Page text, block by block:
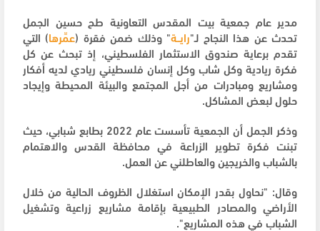
مدير عام جمعية بيت المقدس التعاونية طح حسين الجمل
تحدث عن هذا النجاح لـ"رايــة" وذلك ضمن فقرة (عمِّرها) التي
تقدم برعاية صندوق الاستثمار الفلسطيني، إذ تبحث عن كل
فكرة ريادية وكل شاب وكل إنسان فلسطيني ريادي لديه أفكار
ومشاريع ومبادرات من أجل المجتمع والبيئة المحيطة وإيجاد
حلول لبعض المشاكل.
وذكر الجمل أن الجمعية تأسست عام 2022 بطابع شبابي، حيث
تبنت فكرة تطوير الزراعة في محافظة القدس والاهتمام
بالشباب والخريجين والعاطلني عن العمل.
وقال: "نحاول بقدر الإمكان استغلال الظروف الحالية من خلال
الأراضي والمصادر الطبيعية بإقامة مشاريع زراعية وتشغيل
الشباب في هذه المشاريع".